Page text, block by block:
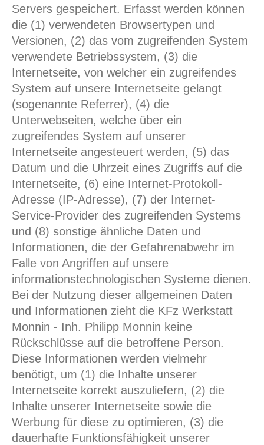
Servers gespeichert. Erfasst werden können
die (1) verwendeten Browsertypen und
Versionen, (2) das vom zugreifenden System
verwendete Betriebssystem, (3) die
Internetseite, von welcher ein zugreifendes
System auf unsere Internetseite gelangt
(sogenannte Referrer), (4) die
Unterwebseiten, welche über ein
zugreifendes System auf unserer
Internetseite angesteuert werden, (5) das
Datum und die Uhrzeit eines Zugriffs auf die
Internetseite, (6) eine Internet-Protokoll-
Adresse (IP-Adresse), (7) der Internet-
Service-Provider des zugreifenden Systems
und (8) sonstige ähnliche Daten und
Informationen, die der Gefahrenabwehr im
Falle von Angriffen auf unsere
informationstechnologischen Systeme dienen.
Bei der Nutzung dieser allgemeinen Daten
und Informationen zieht die KFz Werkstatt
Monnin - Inh. Philipp Monnin keine
Rückschlüsse auf die betroffene Person.
Diese Informationen werden vielmehr
benötigt, um (1) die Inhalte unserer
Internetseite korrekt auszuliefern, (2) die
Inhalte unserer Internetseite sowie die
Werbung für diese zu optimieren, (3) die
dauerhafte Funktionsfähigkeit unserer